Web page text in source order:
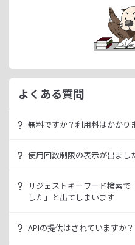
よくある質問
無料ですか？利用料はかかり
いきなり課金されるようなこ
ただ、有料プランを利用する
上させることができます。
使用回数制限の表示が出まし
ラッコID（メールアドレス
ことで制限が緩和されます。
ご登録済みで制限に到達され
サジェストキーワード検索で
した」と出てしまいます
ッコキーワードでも出力する
APIの提供はされていますか？